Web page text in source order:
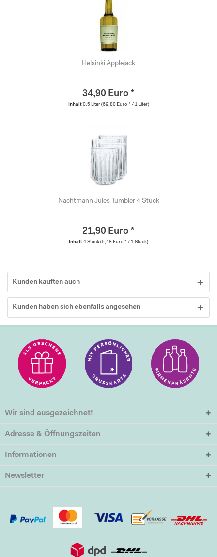
Helsinki Applejack
34,90 Euro *
Inhalt 0.5 Liter (69,80 Euro * / 1 Liter)
Nachtmann Jules Tumbler 4 Stück
21,90 Euro *
Inhalt 4 Stück (5,48 Euro * / 1 Stück)
Kunden kauften auch
Kunden haben sich ebenfalls angesehen
Wir sind ausgezeichnet!
Adresse & Öffnungszeiten
Informationen
Newsletter